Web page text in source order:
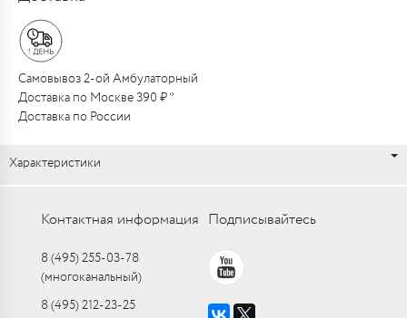
Самовывоз 2-ой Амбулаторный
Доставка по Москве 390 ₽ *
Доставка по России
Характеристики
Контактная информация
8 (495) 255-03-78
(многоканальный)
8 (495) 212-23-25
Подписывайтесь